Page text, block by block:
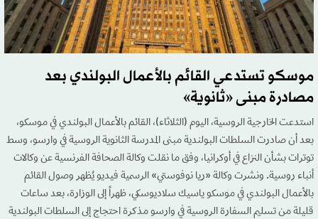
موسكو تستدعي القائم بالأعمال البولندي بعد
مصادرة مبنى «ثانوية»
استدعت الخارجية الروسية، اليوم (الثلاثاء)، القائم بالأعمال البولندي في موسكو،
بعد أن صادرت السلطات البولندية مبنى المدرسة الثانوية الروسية في وارسو، وسط
توترات بشأن النزاع في أوكرانيا، وفق ما نقلت وكالة الصحافة الفرنسية عن وكالات
أنباء روسية. ونشرت وكالة «ريا نوفوستي» الرسمية فيديو يُظهر وصول القائم
بالأعمال البولندي في موسكو ياسيك سلاديوسكي، ظهراً إلى الوزارة، بعد ساعات
قليلة من تسليم السفارة الروسية في وارسو مذكرة احتجاج إلى السلطات البولندية